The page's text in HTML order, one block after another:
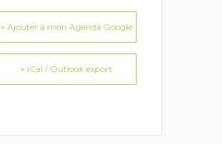
+ Ajouter à mon Agenda Google
+ iCal / Outlook export